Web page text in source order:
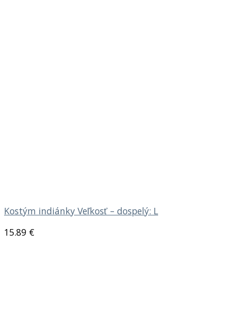
Kostým indiánky Veľkosť – dospelý: L
15.89 €